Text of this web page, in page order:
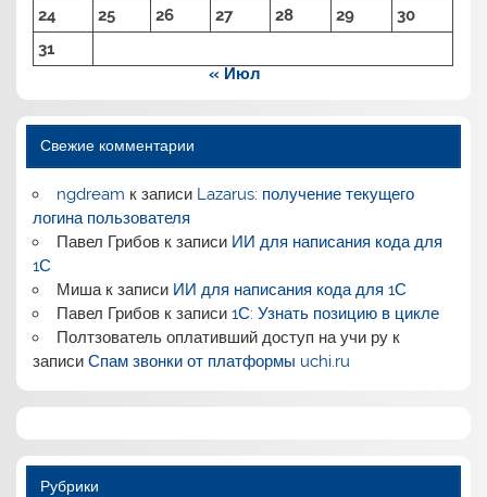
24
25 26 27 28 29
30
31
« Июл
Свежие комментарии
ngdream к записи Lazarus: получение текущего
логина пользователя
Павел Грибовк записи ИИ для написания кода для
1С
Мишак записи ИИ для написания кода для 1С
Павел Грибовк записи 1С: Узнать позицию в цикле
Полтзователь оплативший доступ на учи рук
записиСпам звонки от платформы uchi.ru
Рубрики